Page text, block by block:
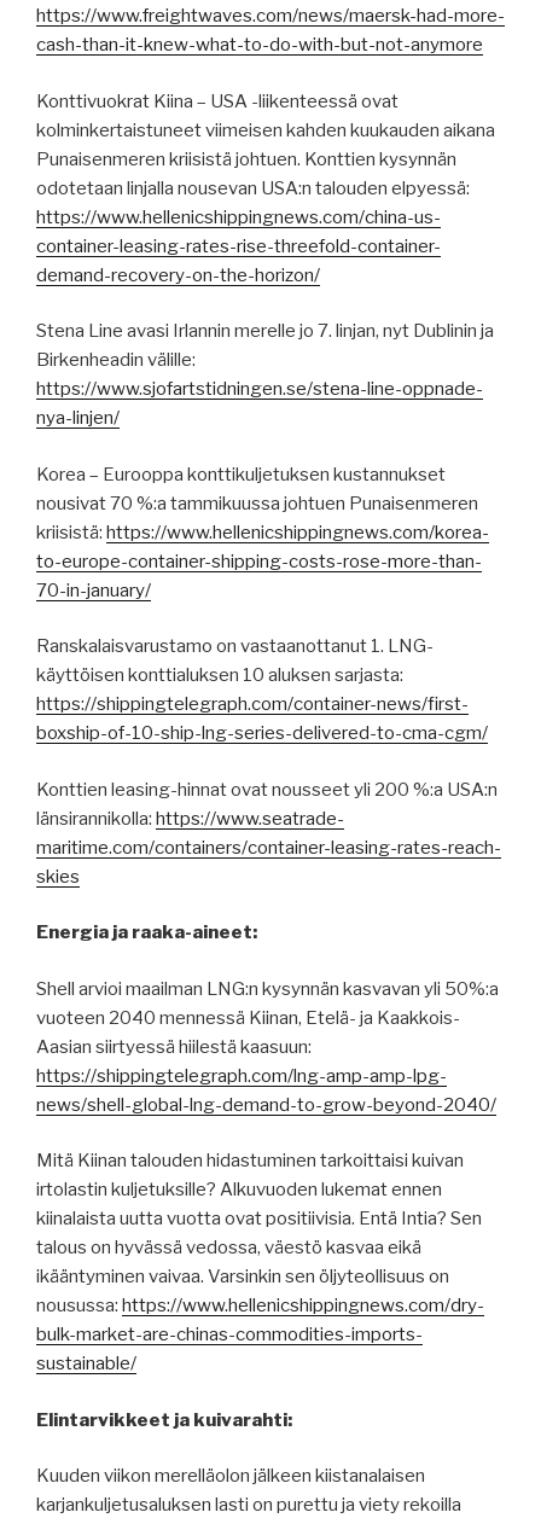
https://www.freightwaves.com/news/maersk-had-more-
cash-than-it-knew-what-to-do-with-but-not-anymore
Konttivuokrat Kiina – USA -liikenteessä ovat
kolminkertaistuneet viimeisen kahden kuukauden aikana
Punaisenmeren kriisistä johtuen. Konttien kysynnän
odotetaan linjalla nousevan USA:n talouden elpyessä:
https://www.hellenicshippingnews.com/china-us-
container-leasing-rates-rise-threefold-container-
demand-recovery-on-the-horizon/
Stena Line avasi Irlannin merelle jo 7. linjan, nyt Dublinin ja
Birkenheadin välille:
https://www.sjofartstidningen.se/stena-line-oppnade-
nya-linjen/
Korea – Eurooppa konttikuljetuksen kustannukset
nousivat 70 %:a tammikuussa johtuen Punaisenmeren
kriisistä: https://www.hellenicshippingnews.com/korea-
to-europe-container-shipping-costs-rose-more-than-
70-in-january/
Ranskalaisvarustamo on vastaanottanut 1. LNG-
käyttöisen konttialuksen 10 aluksen sarjasta:
https://shippingtelegraph.com/container-news/first-
boxship-of-10-ship-lng-series-delivered-to-cma-cgm/
Konttien leasing-hinnat ovat nousseet yli 200 %:a USA:n
länsirannikolla: https://www.seatrade-
maritime.com/containers/container-leasing-rates-reach-
skies
Energia ja raaka-aineet:
Shell arvioi maailman LNG:n kysynnän kasvavan yli 50%:a
vuoteen 2040 mennessä Kiinan, Etelä- ja Kaakkois-
Aasian siirtyessä hiilestä kaasuun:
https://shippingtelegraph.com/lng-amp-amp-lpg-
news/shell-global-lng-demand-to-grow-beyond-2040/
Mitä Kiinan talouden hidastuminen tarkoittaisi kuivan
irtolastin kuljetuksille? Alkuvuoden lukemat ennen
kiinalaista uutta vuotta ovat positiivisia. Entä Intia? Sen
talous on hyvässä vedossa, väestö kasvaa eikä
ikääntyminen vaivaa. Varsinkin sen öljyteollisuus on
nousussa: https://www.hellenicshippingnews.com/dry-
bulk-market-are-chinas-commodities-imports-
sustainable/
Elintarvikkeet ja kuivarahti:
Kuuden viikon merelläolon jälkeen kiistanalaisen
karjankuljetusaluksen lasti on purettu ja viety rekoilla